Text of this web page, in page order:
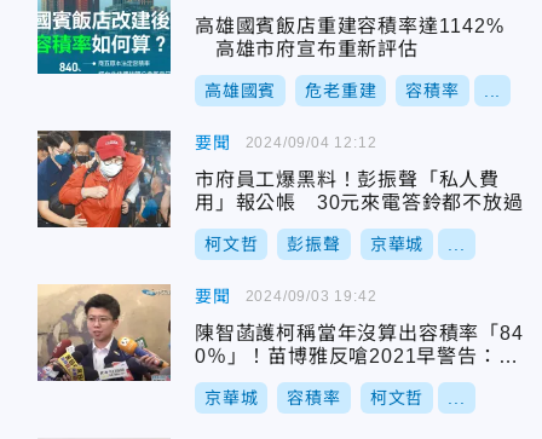
高雄國賓飯店重建容積率達1142%
高雄市府宣布重新評估
高雄國賓 危老重建 容積率
要聞
市府員工爆黑料！彭振聲「私人費
用」報公帳 30元來電答鈴都不放過
柯文哲 彭振聲 京華城
2024/09/04 12:12
要聞
陳智菡護柯稱當年沒算出容積率「84
0％」！苗博雅反嗆2021早警告：市
長這麼好當？
京華城 容積率 柯文哲
2024/09/03 19:42